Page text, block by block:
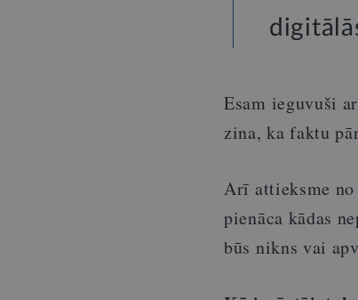
Esam ieguvuši
zina, ka faktu
Arī attieksme
pienāca kādas
būs nikns vai